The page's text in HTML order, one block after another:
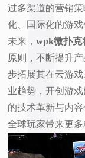
过多渠道的营销
化、国际化的游戏
未来，wpk微扑克
原则，不断提升
步拓展其在云游
业趋势，开创游
的技术革新与内
全球玩家带来更多